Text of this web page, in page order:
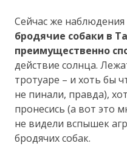
Сейчас же
бродячие собаки в
преимущественно
действие солнца.
тротуаре – и хоть бы
не пинали, правда),
пронесись (а вот это
не видели вспышек
бродячих собак.